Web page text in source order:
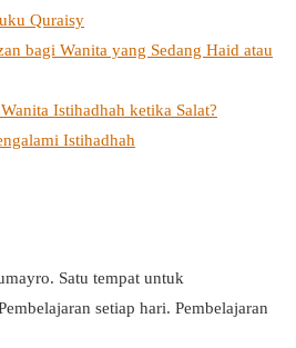
Quraisy
bagi Wanita yang Sedang Haid atau
Istihadhah ketika Salat?
Istihadhah
Satu tempat untuk
setiap hari. Pembelajaran